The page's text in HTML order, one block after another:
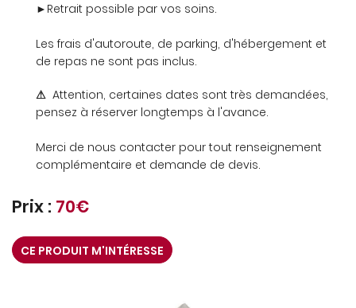
►Retrait possible par vos soins.
Les frais d'autoroute, de parking, d'hébergement et
de repas ne sont pas inclus.
⚠ Attention, certaines dates sont très demandées,
pensez à réserver longtemps à l'avance.
Merci de nous contacter pour tout renseignement
complémentaire et demande de devis.
Prix : 70€
CE PRODUIT M'INTÉRESSE